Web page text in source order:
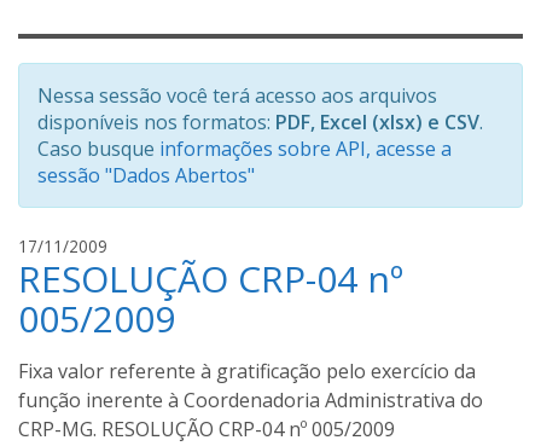
Nessa sessão você terá acesso aos arquivos
disponíveis nos formatos: PDF, Excel (xlsx) e CSV.
Caso busque informações sobre API, acesse a
sessão "Dados Abertos"
17/11/2009
u
g
u
t
o
m
RESOLUÇÃO CRP-04 nº
005/2009
Fixa valor referente à gratificação pelo exercício da
função inerente à Coordenadoria Administrativa do
CRP-MG. RESOLUÇÃO CRP-04 nº 005/2009